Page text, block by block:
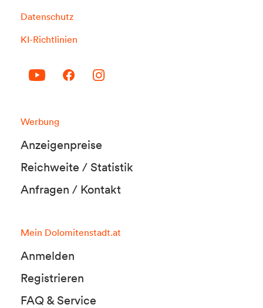
Datenschutz
KI-Richtlinien
Werbung
Anzeigenpreise
Reichweite / Statistik
Anfragen / Kontakt
Mein Dolomitenstadt.at
Anmelden
Registrieren
FAQ & Service